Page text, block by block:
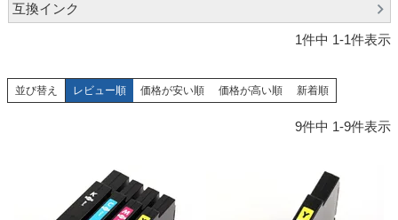
キャノンインク
ブラザーインク
詰め替えインク
再生インクカートリッジ
互換インク
1件中 1-1件表示
並び替え レビュー順 価格が安い順 価格が高い順 新着順
9件中 1-9件表示